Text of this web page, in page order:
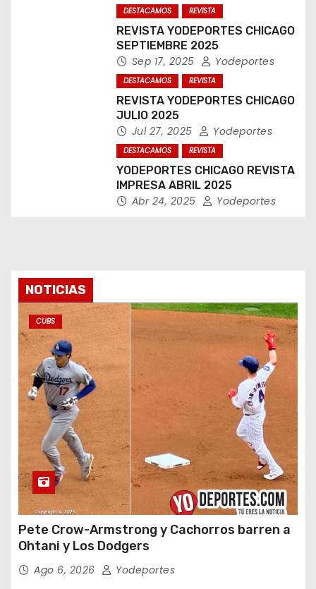
DESTACAMOS REVISTA
REVISTA YODEPORTES CHICAGO
SEPTIEMBRE 2025
Sep 17, 2025 Yodeportes
DESTACAMOS REVISTA
REVISTA YODEPORTES CHICAGO
JULIO 2025
Jul 27, 2025 Yodeportes
DESTACAMOS REVISTA
YODEPORTES CHICAGO REVISTA
IMPRESA ABRIL 2025
Abr 24, 2025 Yodeportes
NOTICIAS
CUBS
Pete Crow-Armstrong y Cachorros barren a
Ohtani y Los Dodgers
Ago 6, 2026 Yodeportes